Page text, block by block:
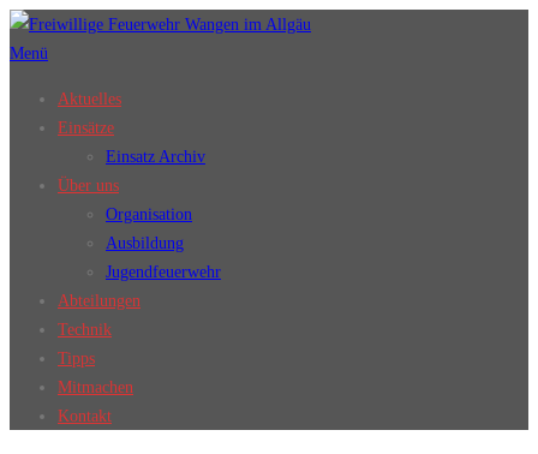
Zum
Inhalt
Menü
Aktuelles
Einsätze
Einsatz Archiv
Über uns
Organisation
Ausbildung
Jugendfeuerwehr
Abteilungen
Technik
Tipps
Mitmachen
Kontakt